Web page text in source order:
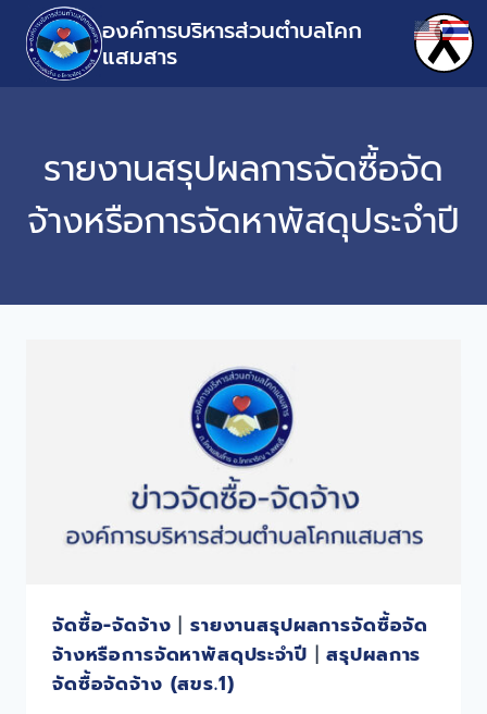
องค์การบริหารส่วนตำบลโคก
แสมสาร
รายงานสรุปผลการจัดซื้อจัด
จ้างหรือการจัดหาพัสดุประจำปี
จัดซื้อ-จัดจ้าง |รายงานสรุปผลการจัดซื้อจัด
จ้างหรือการจัดหาพัสดุประจำปี |สรุปผลการ
จัดซื้อจัดจ้าง (สขร.1)